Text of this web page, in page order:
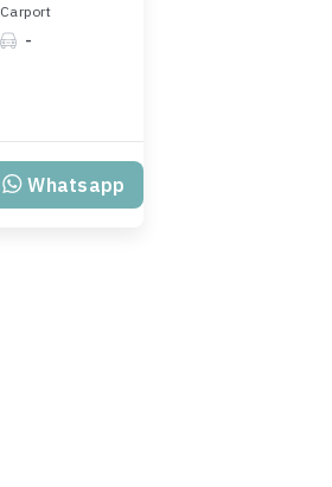
Carport
-
Whatsapp